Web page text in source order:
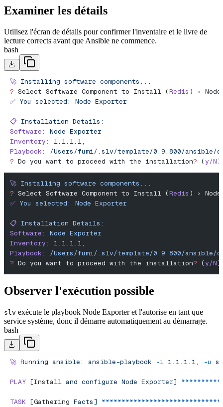
Examiner les détails
Utilisez l'écran de détails pour confirmer l'inventaire et le livre de
lecture corrects avant que Ansible ne commence.
bash
🚀 Installing software components...
? Select Software Component to Install (Redis ) ›
✅ You selected: Node Exporter
📋 Installation Details:
Software:
Node Exporter
Inventory:
1.1.1.1,
Playbook:
/Users/fumi/.slv/template/0.9.800/ansible/
? Do you want to proceed with the installation? (y/N
🚀 Installing software components...
? Select Software Component to Install (Redis ) ›
✅ You selected: Node Exporter
📋 Installation Details:
Software:
Node Exporter
Inventory:
1.1.1.1,
Playbook:
/Users/fumi/.slv/template/0.9.800/ansible/
? Do you want to proceed with the installation? (y/N
Observer l'exécution possible
slv exécute le playbook Node Exporter et l'autorise en tant que
service système, donc il démarre automatiquement au démarrage.
bash
🚀 Running ansible: ansible-playbook -i 1.1.1.1, -u
PLAY [Install and configure Node Exporter]
TASK [Gathering Facts]